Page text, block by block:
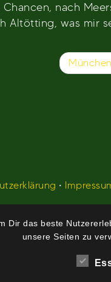
nach
Altötting, was mir
•
Dir das beste
unsere Seiten zu